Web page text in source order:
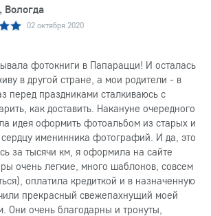
Вологда
02 октября 2020
фотокниги в Папарацци! И осталась
в другой стране, а мои родители - в
перед праздниками сталкиваюсь с
как доставить. Накануне очередного
идея оформить фотоальбом из старых и
именинника фотографий. И да, это
за тысячи км, я оформила на сайте
очень легкие, много шаблонов, совсем
оплатила кредиткой и в назначенную
прекрасный свежепахнущий моей
Они очень благодарны и тронуты,